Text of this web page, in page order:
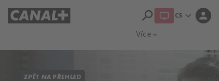
Více expand_more
search CS expand_more person
ZPĚT NA PŘEHLED